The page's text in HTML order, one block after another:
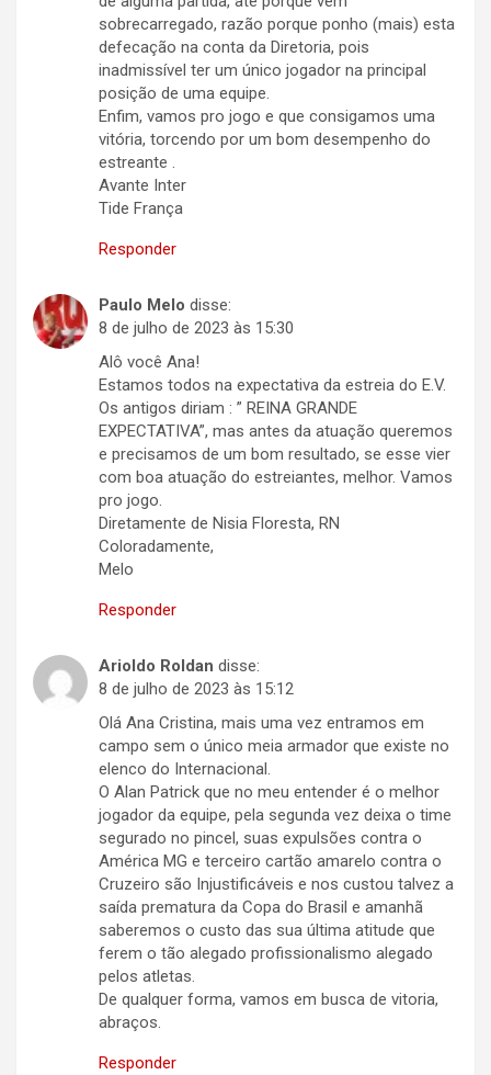
sobrecarregado, razão porque ponho (mais) esta
defecação na conta da Diretoria, pois
inadmissível ter um único jogador na principal
posição de uma equipe.
Enfim, vamos pro jogo e que consigamos uma
vitória, torcendo por um bom desempenho do
estreante .
Avante Inter
Tide França
Responder
Paulo Melo disse:
8 de julho de 2023 às 15:30
Alô você Ana!
Estamos todos na expectativa da estreia do E.V.
Os antigos diriam : ” REINA GRANDE
EXPECTATIVA”, mas antes da atuação queremos
e precisamos de um bom resultado, se esse vier
com boa atuação do estreiantes, melhor. Vamos
pro jogo.
Diretamente de Nisia Floresta, RN
Coloradamente,
Melo
Responder
Arioldo Roldan disse:
8 de julho de 2023 às 15:12
Olá Ana Cristina, mais uma vez entramos em
campo sem o único meia armador que existe no
elenco do Internacional.
O Alan Patrick que no meu entender é o melhor
jogador da equipe, pela segunda vez deixa o time
segurado no pincel, suas expulsões contra o
América MG e terceiro cartão amarelo contra o
Cruzeiro são Injustificáveis e nos custou talvez a
saída prematura da Copa do Brasil e amanhã
saberemos o custo das sua última atitude que
ferem o tão alegado profissionalismo alegado
pelos atletas.
De qualquer forma, vamos em busca de vitoria,
abraços.
Responder